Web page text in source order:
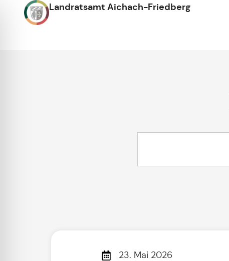
Landratsamt Aichach-Friedberg
23. Mai 2026